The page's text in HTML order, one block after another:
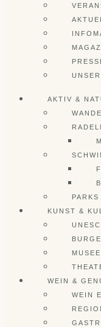
AKTIV &
KUNST &
WEIN &
WEIN